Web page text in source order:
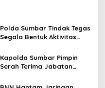
Polda Sumbar Tindak Tegas
Segala Bentuk Aktivitas
(PETI) yang Merusak
Lingkungan dan Merugikan
Kapolda Sumbar Pimpin
Serah Terima Jabatan
Kapolres Jajaran